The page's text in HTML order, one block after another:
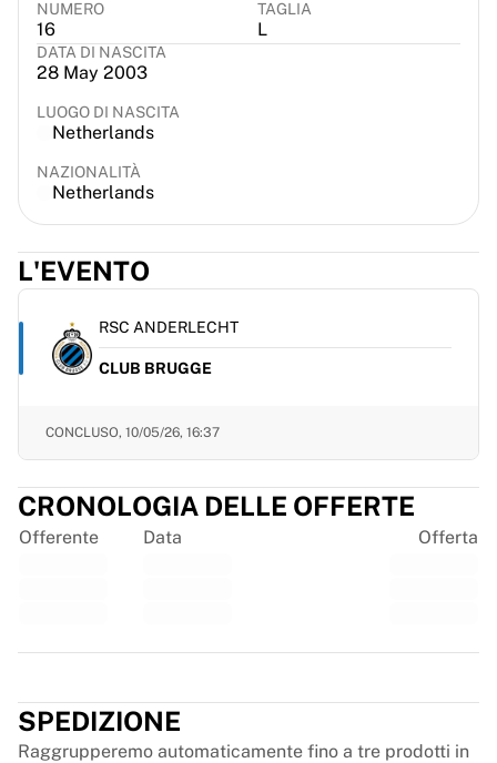
France Rugby
Gloucester Rugby
Bath Rugby
ASM Clermont Auvergne
Harlequins
Cricket
England Cricket
West Indies
Cricket Ireland
Hockey su ghiaccio
Aalborg Pirates
Visualizza tutto l'hockey su ghiaccio
Glory Kickboxing
Team Liquid
NUMERO
16
TAGLIA
L
DATA DI NASCITA
28 May 2003
LUOGO DI NASCITA
Netherlands
NAZIONALITÀ
Netherlands
L'EVENTO
RSC ANDERLECHT
CLUB BRUGGE
CONCLUSO, 10/05/26, 16:37
CRONOLOGIA DELLE OFFERTE
Offerente Data Offerta
SPEDIZIONE
Raggrupperemo automaticamente fino a tre prodotti in